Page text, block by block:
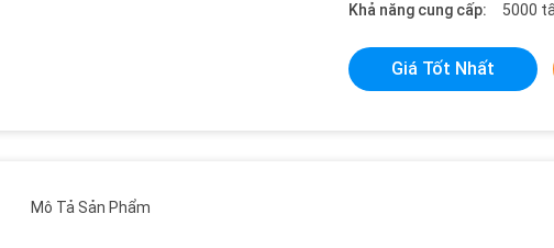
Khả năng cung cấp: 5000
Giá Tốt Nhất
Mô Tả Sản Phẩm